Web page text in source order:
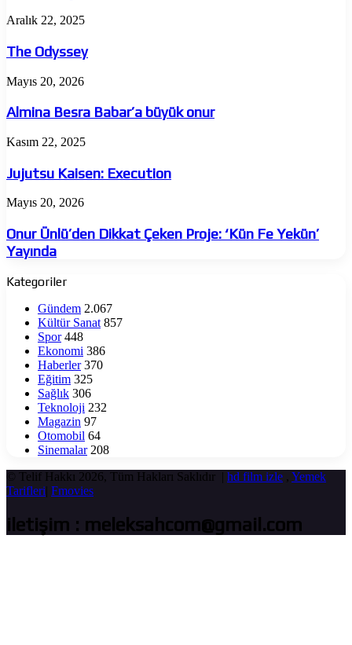
The
Aralık 22, 2025
The Odyssey
Almina
Babar’a
büyük
onur
Mayıs 20, 2026
Almina Besra Babar’a büyük onur
Jujutsu
Execution
Kasım 22, 2025
Jujutsu Kaisen: Execution
Onur
Dikkat
Çeken
Proje:
Fe
Yekün’
Yayında
Mayıs 20, 2026
Onur Ünlü’den Dikkat Çeken Proje: ‘Kün Fe Yekün’
Yayında
Kategoriler
Gündem 2.067
Kültür Sanat 857
Spor 448
Ekonomi 386
Haberler 370
Eğitim 325
Sağlık 306
Teknoloji 232
Magazin 97
Otomobil 64
Sinemalar 208
© Telif Hakkı 2026, Tüm Hakları Saklıdır | hd film izle , Yemek
Tarifleri| Fmovies
iletişim : meleksahcom@gmail.com